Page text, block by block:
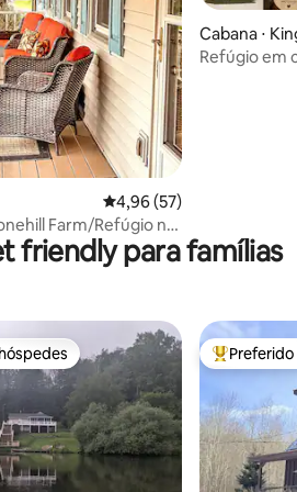
5, 95 avaliações4,96 de uma avaliação
4,96 (57)
Farm/Refúgio no
Cabana ⋅
Refúgio em
friendly para famílias
preferidos dos hóspedes Entre os